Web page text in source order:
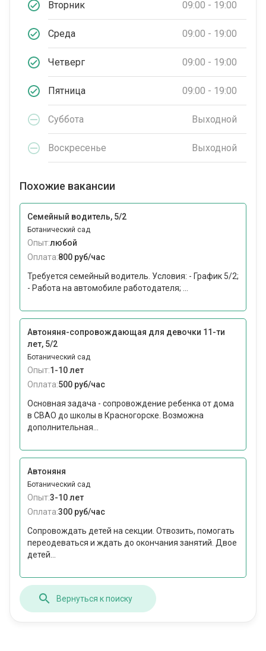
Вторник 09:00 - 19:00
Среда 09:00 - 19:00
Четверг 09:00 - 19:00
Пятница 09:00 - 19:00
Суббота Выходной
Воскресенье Выходной
Похожие вакансии
Семейный водитель, 5/2
Ботанический сад
Опыт:любой
Оплата:800 руб/час
Требуется семейный водитель. Условия: - График 5/2;
- Работа на автомобиле работодателя; ...
Автоняня-сопровождающая для девочки 11-ти
лет, 5/2
Ботанический сад
Опыт:1-10 лет
Оплата:500 руб/час
Основная задача - сопровождение ребенка от дома
в СВАО до школы в Красногорске. Возможна
дополнительная...
Автоняня
Ботанический сад
Опыт:3-10 лет
Оплата:300 руб/час
Сопровождать детей на секции. Отвозить, помогать
переодеваться и ждать до окончания занятий. Двое
детей...
Вернуться к поиску